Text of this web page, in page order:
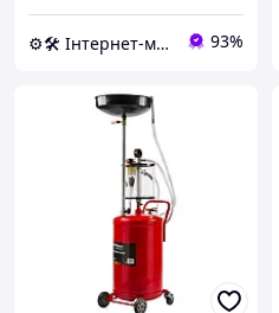
⚙️🛠 Інтернет-магазин ALORA 93%